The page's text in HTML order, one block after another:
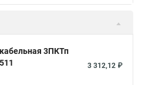
3ПКТп
3 312,12 ₽